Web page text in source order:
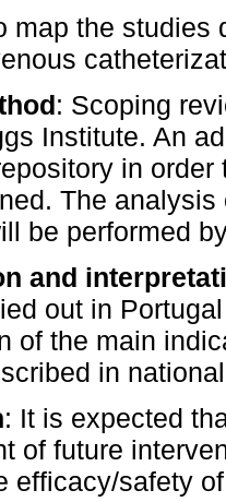
map the studies
: Scoping
Institute. An
in
The
be performed
and
out in
of the main
in
: It is expected
of future
efficacy/safety